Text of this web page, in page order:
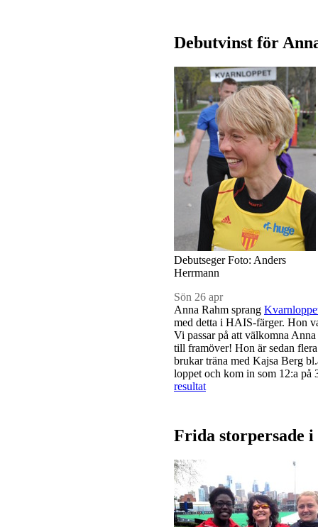
Debutvinst för
Debutseger Foto: Anders
Herrmann
Sön 26 apr
Anna Rahm sprang
med detta i HAIS-färger. Hon
Vi passar på att välkomna
till framöver! Hon är sedan
brukar träna med Kajsa Berg
loppet och kom in som 12:a på
​resultat
Frida storpersade